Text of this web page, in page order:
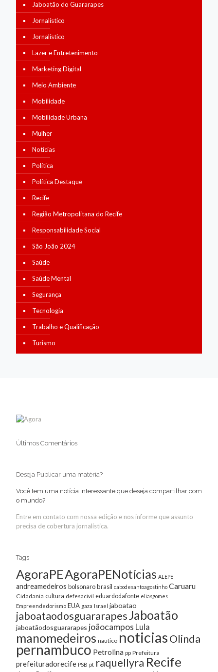
Jaboatão do Guararapes
Jornalístico
Jornalístico
Lazer e Entretenimento
Marketing Digital
Meio Ambiente
Mobilidade
Mobilidade Urbana
Mulher
Notícias
Política
Política Destaque
Recife
Região Metropolitana do Recife
Responsabilidade Social
São João 2024
Saúde
Saúde Mental
Segurança
Tecnologia
Trabalho e Qualificação
Turismo
Últimos Comentários
Deseja Publicar uma matéria?
Você tem uma notícia interessante que deseja compartilhar com
o mundo?
Entre em contato com nossa edição e nos informe que assunto
precisa de cobertura jornalística.
Tags
AgoraPEAgoraPENotícias ALEPE
andreamedeiros bolsonarobrasil cabodesantoagostinho Caruaru
Cidadania cultura defesacivil eduardodafonte eliasgomes
Empreendedorismo EUA gaza Israel jaboatao
jaboataodosguararapesJaboatão
jaboatãodosguararapes joãocampos Lula
manomedeiros nautico noticiasOlinda
pernambuco Petrolina pp Prefeitura
prefeituradorecife PSB pt raquellyra Recife